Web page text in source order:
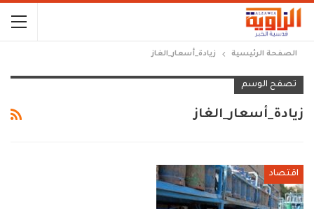
الصفحة الرئيسية زيادة_أسعار_الغاز
تصفح الوسم
زيادة_أسعار_الغاز
اقتصاد